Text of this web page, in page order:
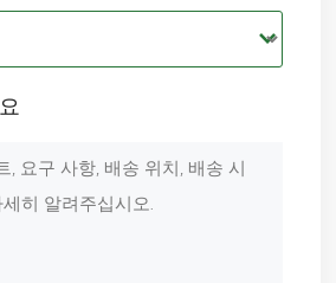
지속 가능한 소재로 전환함에 따라
글로벌 시장이 급속히 성장하고 있
가 귀하의 신뢰할 수 있는 파
는 현무암 섬유 및 탄소
문으로 하는 전문 제조업체로서 다
금형 개발과 대량 생산까지 완벽한
합니다. 다양한 제품 포트폴리오자
포츠용품, 의료 부품, 산업 부품, 태양